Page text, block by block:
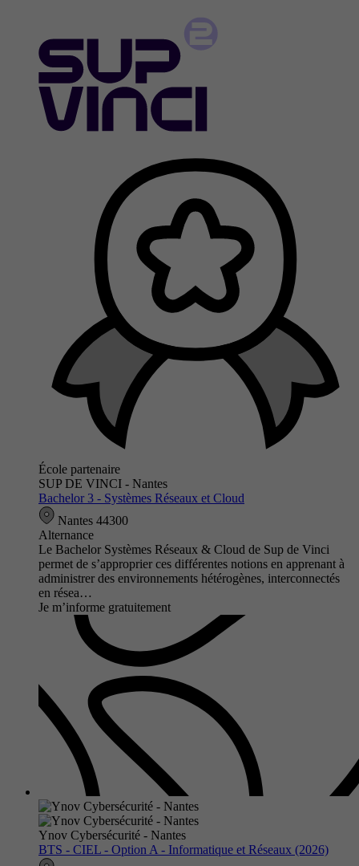
École partenaire
SUP DE VINCI - Nantes
Bachelor 3 - Systèmes Réseaux et Cloud
Nantes 44300
Alternance
Le Bachelor Systèmes Réseaux & Cloud de Sup de Vinci
permet de s’approprier ces différentes notions en apprenant à
administrer des environnements hétérogènes, interconnectés
en résea…
Je m’informe gratuitement
Ynov Cybersécurité - Nantes
BTS - CIEL - Option A - Informatique et Réseaux (2026)